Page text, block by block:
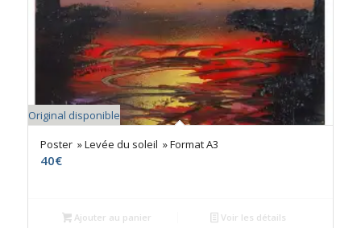
Original disponible
Poster » Levée du soleil » Format A3
40€
Ajouter au panier Voir les détails